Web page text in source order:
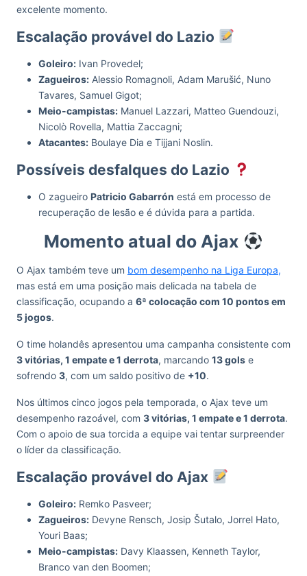
excelente momento.
Escalação provável do Lazio
Goleiro: Ivan Provedel;
Zagueiros: Alessio Romagnoli, Adam Marušić, Nuno
Tavares, Samuel Gigot;
Meio-campistas: Manuel Lazzari, Matteo Guendouzi,
Nicolò Rovella, Mattia Zaccagni;
Atacantes: Boulaye Dia e Tijjani Noslin.
Possíveis desfalques do Lazio
O zagueiro Patricio Gabarrón está em processo de
recuperação de lesão e é dúvida para a partida.
Momento atual do Ajax
O Ajax também teve um bom desempenho na Liga Europa,
mas está em uma posição mais delicada na tabela de
classificação, ocupando a 6ª colocação com 10 pontos em
5 jogos.
O time holandês apresentou uma campanha consistente com
3 vitórias, 1 empate e 1 derrota, marcando 13 gols e
sofrendo 3, com um saldo positivo de +10.
Nos últimos cinco jogos pela temporada, o Ajax teve um
desempenho razoável, com 3 vitórias, 1 empate e 1 derrota.
Com o apoio de sua torcida a equipe vai tentar surpreender
o líder da classificação.
Escalação provável do Ajax
Goleiro: Remko Pasveer;
Zagueiros: Devyne Rensch, Josip Šutalo, Jorrel Hato,
Youri Baas;
Meio-campistas: Davy Klaassen, Kenneth Taylor,
Branco van den Boomen;